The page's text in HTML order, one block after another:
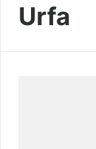
Urfa